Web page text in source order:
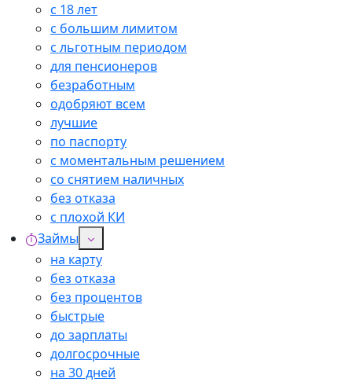
с 18 лет
с большим лимитом
с льготным периодом
для пенсионеров
безработным
одобряют всем
лучшие
по паспорту
с моментальным решением
со снятием наличных
без отказа
с плохой КИ
Займы
на карту
без отказа
без процентов
быстрые
до зарплаты
долгосрочные
на 30 дней